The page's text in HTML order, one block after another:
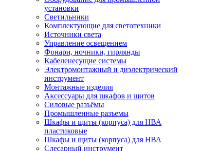
установки
Светильники
Комплектующие для светотехники
Источники света
Управление освещением
Фонари, ночники, гирлянды
Кабеленесущие системы
Электромонтажный и диэлектрический
инструмент
Монтажные изделия
Аксессуары для шкафов и щитов
Силовые разъёмы
Промышленные разъемы
Шкафы и щиты (корпуса) для НВА
пластиковые
Шкафы и щиты (корпуса) для НВА
Слесарный инструмент